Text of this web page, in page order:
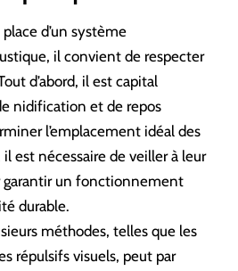
d’un système
il convient de respecter
d’abord, il est capital
nidification et de repos
l’emplacement idéal des
est nécessaire de veiller à leur
un fonctionnement
durable.
méthodes, telles que les
répulsifs visuels, peut par